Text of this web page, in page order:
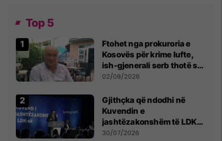
Top 5
Ftohet nga prokuroria e
Kosovës për krime lufte,
ish-gjenerali serb thotë se
dikush e tradhtoi në
02/08/2026
Gjithçka që ndodhi në
Kuvendin e
jashtëzakonshëm të LDK-
së
30/07/2026